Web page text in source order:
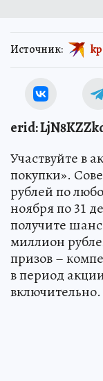
Источник:
erid:
Участвуйте в
покупки».
рублей по
ноября по 31
получите
миллион
призов –
в период
включительно.